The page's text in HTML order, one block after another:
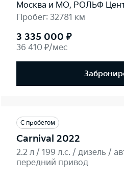
Москва и МО, РОЛЬФ
Пробег: 32781 км
3 335 000 ₽
36 410 ₽/мес
С пробегом
Carnival 2022
2.2 л / 199 л.c. / дизель /
передний привод